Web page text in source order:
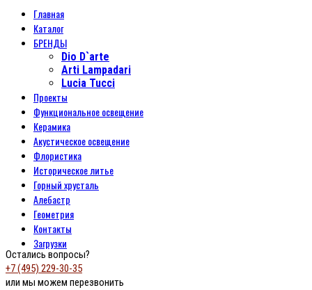
Главная
Каталог
БРЕНДЫ
Dio D`arte
Arti Lampadari
Lucia Tucci
Проекты
Функциональное освещение
Керамика
Акустическое освещение
Флористика
Историческое литье
Горный хрусталь
Алебастр
Геометрия
Контакты
Загрузки
Остались вопросы?
+7 (495) 229-30-35
или мы можем перезвонить